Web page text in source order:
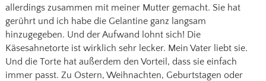
allerdings zusammen mit meiner Mutter gemacht. Sie hat
gerührt und ich habe die Gelantine ganz langsam
hinzugegeben. Und der Aufwand lohnt sich! Die
Käsesahnetorte ist wirklich sehr lecker. Mein Vater liebt sie.
Und die Torte hat außerdem den Vorteil, dass sie einfach
immer passt. Zu Ostern, Weihnachten, Geburtstagen oder